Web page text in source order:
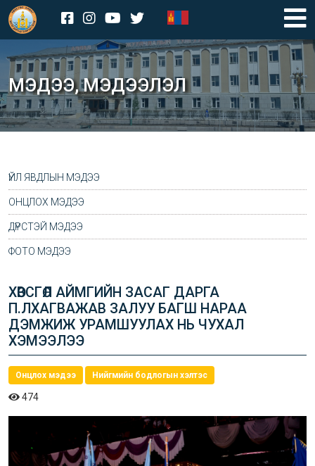
МЭДЭЭ, МЭДЭЭЛЭЛ
ҮЙЛ ЯВДЛЫН МЭДЭЭ
ОНЦЛОХ МЭДЭЭ
ДҮРСТЭЙ МЭДЭЭ
ФОТО МЭДЭЭ
ХӨВСГӨЛ АЙМГИЙН ЗАСАГ ДАРГА
П.ЛХАГВАЖАВ ЗАЛУУ БАГШ НАРАА
ДЭМЖИЖ УРАМШУУЛАХ НЬ ЧУХАЛ
ХЭМЭЭЛЭЭ
Онцлох мэдээ Нийгмийн бодлогын хэлтэс
474